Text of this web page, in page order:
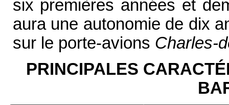
six premières années et
aura une autonomie de dix
sur le porte-avions Charles-
PRINCIPALES